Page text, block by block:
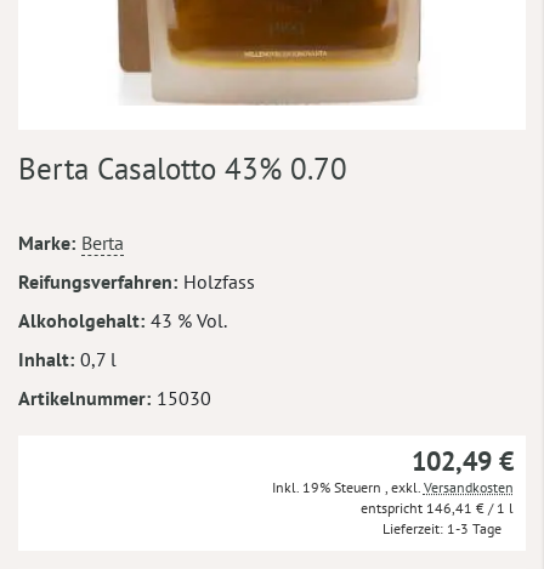
Anfang
springen
Berta Casalotto 43% 0.70
Mehr
Informationen
Marke Berta
Reifungsverfahren Holzfass
Alkoholgehalt 43 % Vol.
Inhalt 0,7 l
Artikelnummer 15030
102,49 €
Inkl. 19% Steuern exkl. Versandkosten
146,41 € / 1 l
Lieferzeit 1-3 Tage